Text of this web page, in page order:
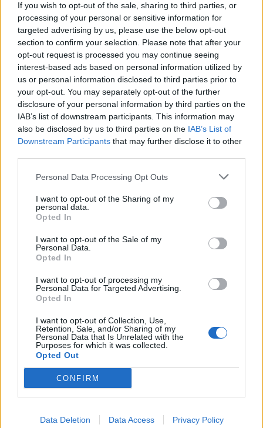
If you wish to opt-out of the sale, sharing to third parties, or
processing of your personal or sensitive information for
targeted advertising by us, please use the below opt-out
section to confirm your selection. Please note that after your
opt-out request is processed you may continue seeing
interest-based ads based on personal information utilized by
us or personal information disclosed to third parties prior to
your opt-out. You may separately opt-out of the further
disclosure of your personal information by third parties on the
IAB’s list of downstream participants. This information may
also be disclosed by us to third parties on the IAB’s List of
Downstream Participants that may further disclose it to other
Personal Data Processing Opt Outs
I want to opt-out of the Sharing of my
personal data.
Opted In
I want to opt-out of the Sale of my
Personal Data.
Opted In
I want to opt-out of processing my
Personal Data for Targeted Advertising.
Opted In
I want to opt-out of Collection, Use,
Retention, Sale, and/or Sharing of my
Personal Data that Is Unrelated with the
Purposes for which it was collected.
Opted Out
CONFIRM
Data Deletion Data Access Privacy Policy
εκλογή Τραμπ η Ελλάδα θα βρεθεί στο περιθώριο
από τις ΗΠΑ, γιατί υπάρχει πάρα πολύ κακή
άποψη προσωπικά για τον πρωθυπουργό, θα
απομονωθεί η Ελλάδα και τα σχετικά. Η
πραγματικότητα, με κορύφωση τη χθεσινή, θα
έχουμε και συνέχεια στη διάψευση από την
αλήθεια αυτών των θεωριών, γκρεμίζει και αυτό
το αφήγημα». «Ο στόχος τους δεν είναι μόνο η
κυβέρνηση, είναι και η χώρα»υπογράμμισε.
να κάνει και με τις ζωές των πολιτών στην Ελλάδα
και την Ευρώπη, είναι ότι είχαμε μια σημαντικά
θετική εξέλιξη. Έχουμε πολύ δρόμο ακόμα
μπροστά μας. Το γεγονός ότι ο Τραμπ αποφάσισε
αναστολή του πλαισίου των δασμών, τους
οποίους είχε επιβάλει σε μια σειρά από χώρες
πλην της Κίνας, δίνει μια ελπίδα στην Ευρώπη να
εκμεταλλευτεί το χρονικό διάστημα για να
διαπραγματευτεί μια συμφωνία με βασικό στόχο
το ελεύθερο εμπόριο» ανέφερε.
ΠΑΣΟΚ: Όταν ο κ. Μαρινάκης
απαντά στον Κυβερνητικό
Εκπρόσωπο. Πρωταγωνιστές
παρωδίας τα στελέχη της Νέας